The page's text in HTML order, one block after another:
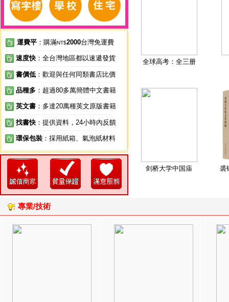
運費平 ：購滿NT$2000台灣免運費
速度快 ：全台灣地區都以速遞發貨
書價低 ：歡迎與任何同類書店比價
品種多 ：超過80多萬簡體中文書籍
英文書 ：多達20萬種英文原版書籍
找書快 ：提供資料，24小時內反饋
環保包裝 ：採用紙箱、氣泡紙材料
全球高考：全三册
剑桥大学中国庙 裘
專業/技術